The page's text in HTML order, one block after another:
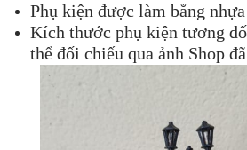
Phụ kiện được làm bằng nhựa
Kích thước phụ kiện tương
thể đối chiếu qua ảnh Shop